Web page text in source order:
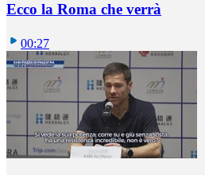
Ecco la Roma che verrà
00:27